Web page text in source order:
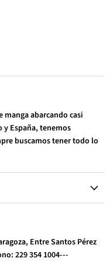
abarcando casi
y España, tenemos
buscamos tener todo lo
Entre Santos Pérez
229 354 1004---